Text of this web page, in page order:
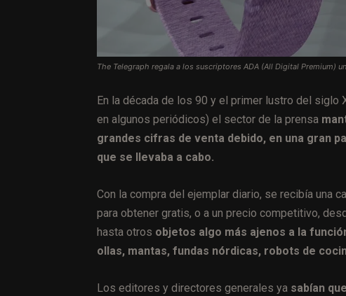
The Telegraph regala a los suscriptores ADA (All Digital Premium)
En la década de los 90 y el primer lustro del siglo
en algunos periódicos) el sector de la prensa
grandes cifras de venta debido, en una gran
que se llevaba a cabo.
Con la compra del ejemplar diario, se recibía una
para obtener gratis, o a un precio competitivo,
hasta otros objetos algo más ajenos a la
ollas, mantas, fundas nórdicas, robots de
Los editores y directores generales ya sabían